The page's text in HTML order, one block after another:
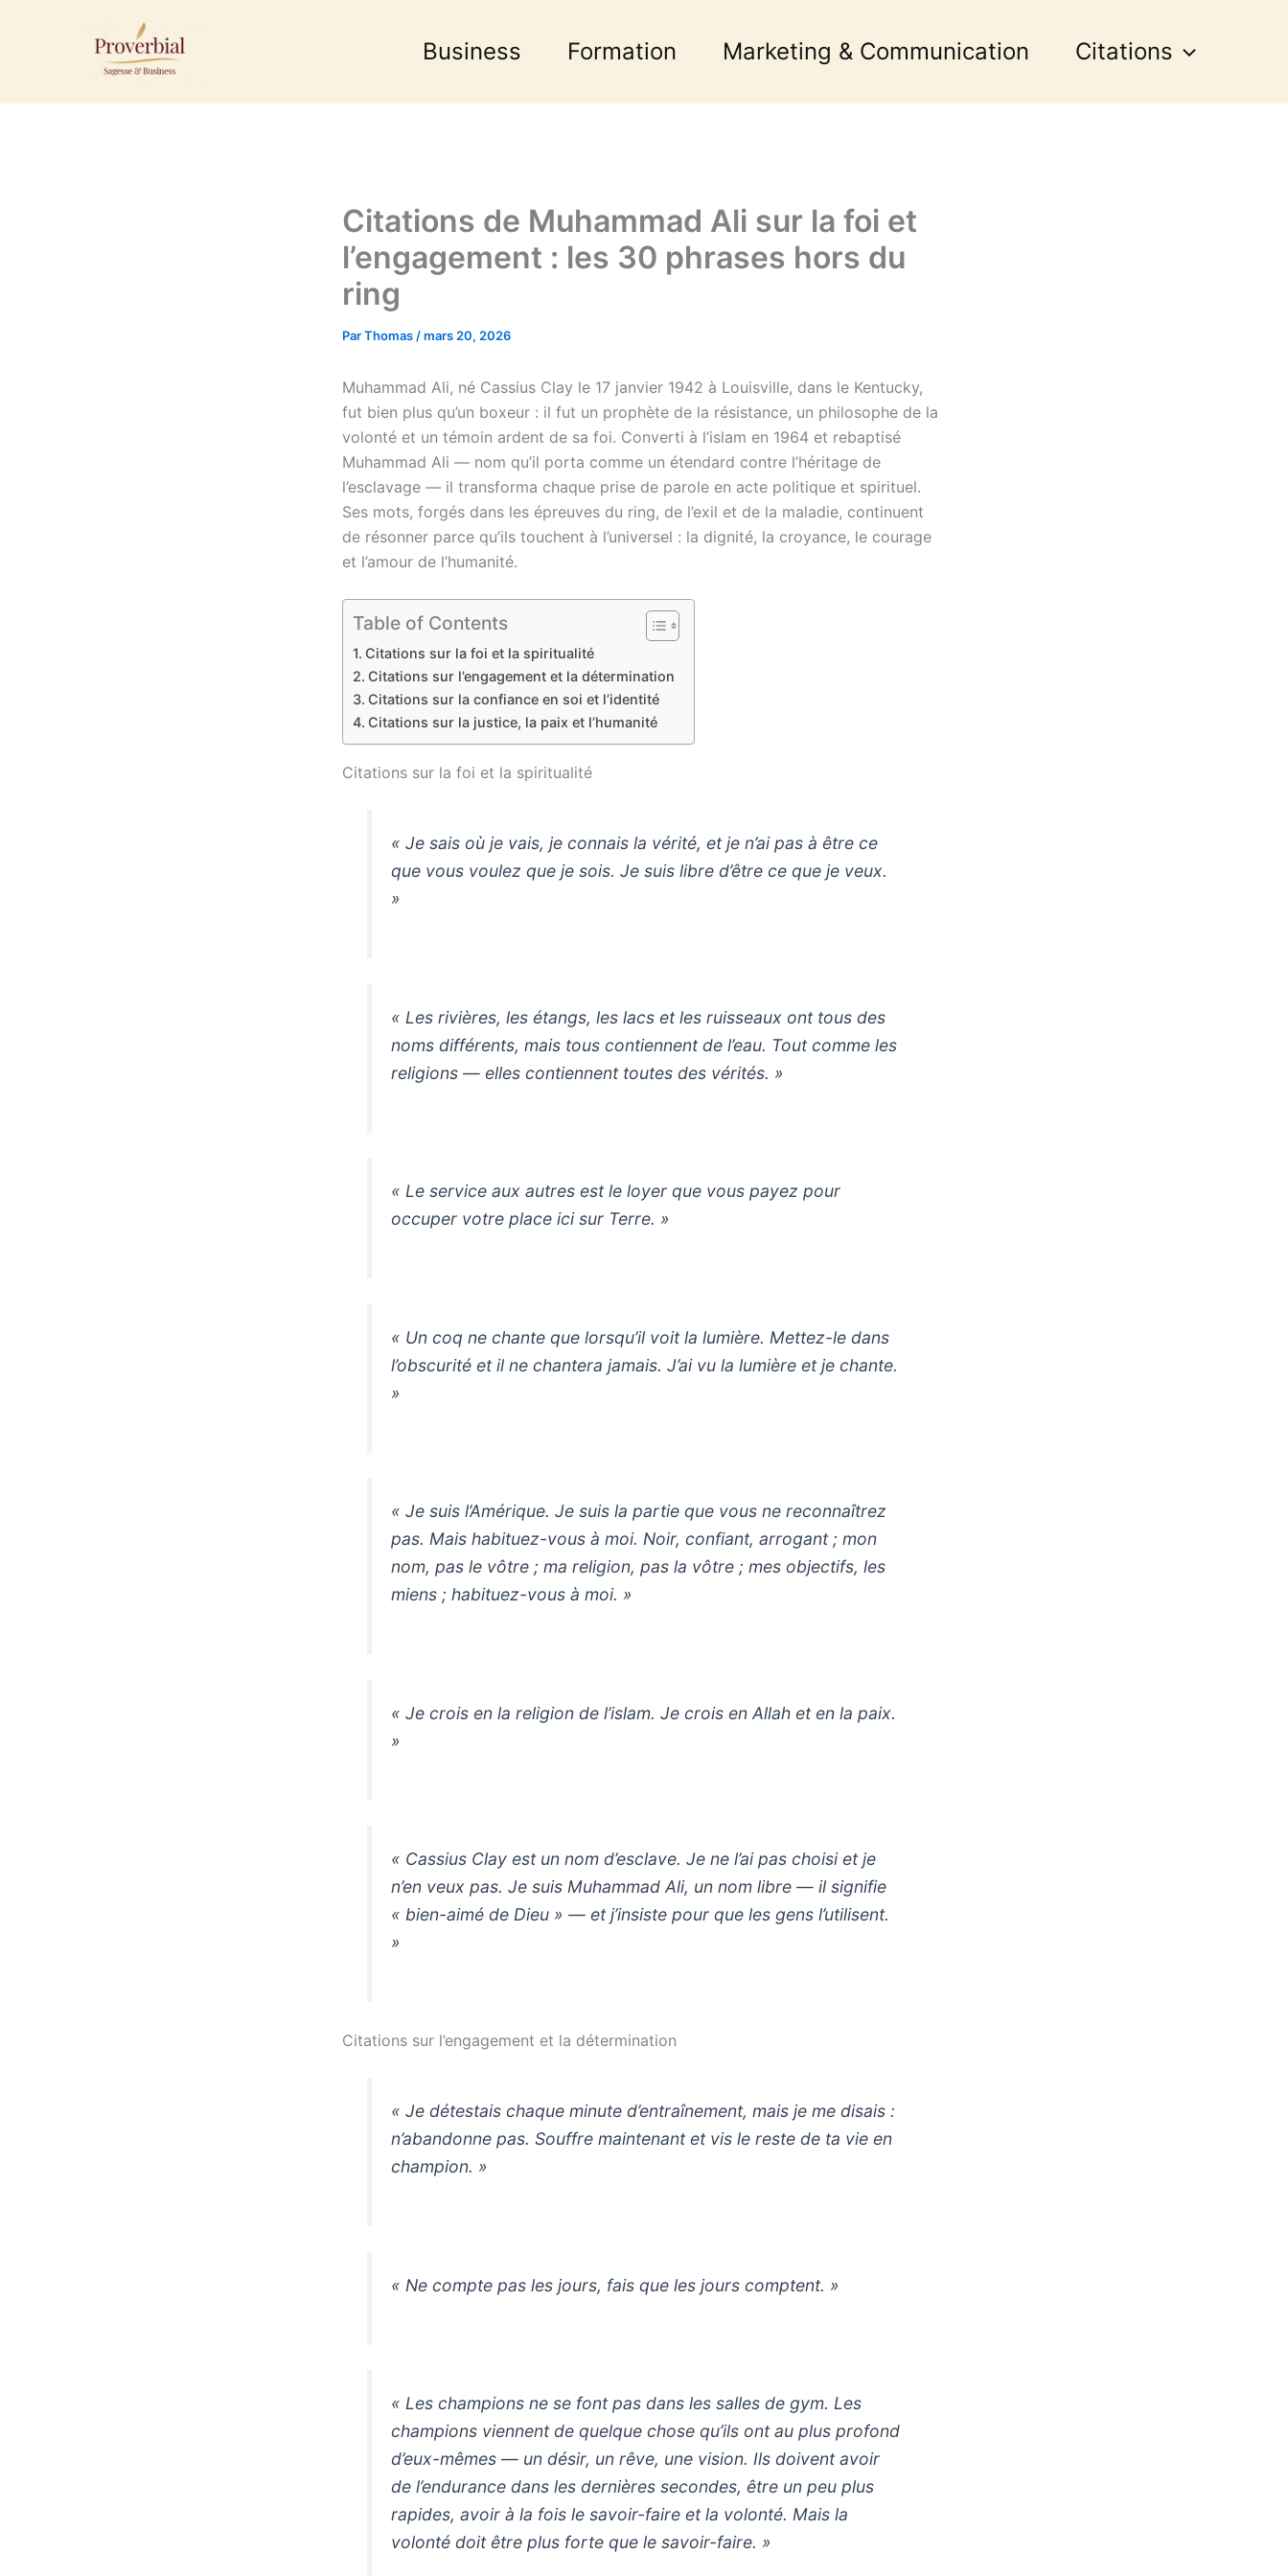
Business Formation Marketing & Communication Citations
Citations de Muhammad Ali sur la foi et
l’engagement : les 30 phrases hors du
ring
ParThomas /mars 20, 2026
Muhammad Ali, né Cassius Clay le 17 janvier 1942 à Louisville, dans le Kentucky,
fut bien plus qu’un boxeur : il fut un prophète de la résistance, un philosophe de la
volonté et un témoin ardent de sa foi. Converti à l’islam en 1964 et rebaptisé
Muhammad Ali — nom qu’il porta comme un étendard contre l’héritage de
l’esclavage — il transforma chaque prise de parole en acte politique et spirituel.
Ses mots, forgés dans les épreuves du ring, de l’exil et de la maladie, continuent
de résonner parce qu’ils touchent à l’universel : la dignité, la croyance, le courage
et l’amour de l’humanité.
Table of Contents
Citations sur la foi et la spiritualité
Citations sur l’engagement et la détermination
Citations sur la confiance en soi et l’identité
Citations sur la justice, la paix et l’humanité
Citations sur la foi et la spiritualité
« Je sais où je vais, je connais la vérité, et je n’ai pas à être ce
que vous voulez que je sois. Je suis libre d’être ce que je veux.
»
« Les rivières, les étangs, les lacs et les ruisseaux ont tous des
noms différents, mais tous contiennent de l’eau. Tout comme les
religions — elles contiennent toutes des vérités. »
« Le service aux autres est le loyer que vous payez pour
occuper votre place ici sur Terre. »
« Un coq ne chante que lorsqu’il voit la lumière. Mettez-le dans
l’obscurité et il ne chantera jamais. J’ai vu la lumière et je chante.
»
« Je suis l’Amérique. Je suis la partie que vous ne reconnaîtrez
pas. Mais habituez-vous à moi. Noir, confiant, arrogant ; mon
nom, pas le vôtre ; ma religion, pas la vôtre ; mes objectifs, les
miens ; habituez-vous à moi. »
« Je crois en la religion de l’islam. Je crois en Allah et en la paix.
»
« Cassius Clay est un nom d’esclave. Je ne l’ai pas choisi et je
n’en veux pas. Je suis Muhammad Ali, un nom libre — il signifie
« bien-aimé de Dieu » — et j’insiste pour que les gens l’utilisent.
»
Citations sur l’engagement et la détermination
« Je détestais chaque minute d’entraînement, mais je me disais :
n’abandonne pas. Souffre maintenant et vis le reste de ta vie en
champion. »
« Ne compte pas les jours, fais que les jours comptent. »
« Les champions ne se font pas dans les salles de gym. Les
champions viennent de quelque chose qu’ils ont au plus profond
d’eux-mêmes — un désir, un rêve, une vision. Ils doivent avoir
de l’endurance dans les dernières secondes, être un peu plus
rapides, avoir à la fois le savoir-faire et la volonté. Mais la
volonté doit être plus forte que le savoir-faire. »